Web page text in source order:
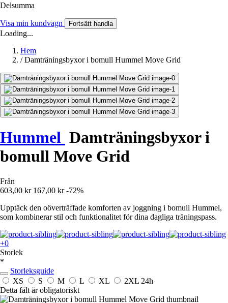
Delsumma
Visa min kundvagn Fortsätt handla
Loading...
Hem
/ Damträningsbyxor i bomull Hummel Move Grid
Hummel Damträningsbyxor i
bomull Move Grid
Från
603,00 kr 167,00 kr -72%
Upptäck den oöverträffade komforten av joggning i bomull Hummel,
som kombinerar stil och funktionalitet för dina dagliga träningspass.
+0
Storlek
*
Storleksguide
XS
S M L XL 2XL 24h
Detta fält är obligatoriskt